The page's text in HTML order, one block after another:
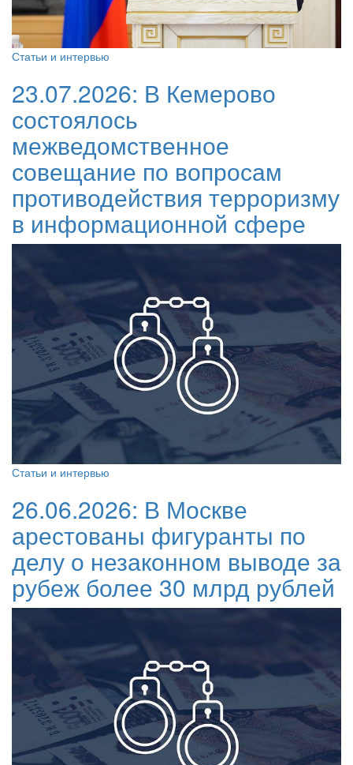
Статьи и интервью
23.07.2026: В Кемерово
состоялось
межведомственное
совещание по вопросам
противодействия терроризму
в информационной сфере
Статьи и интервью
26.06.2026: В Москве
арестованы фигуранты по
делу о незаконном выводе за
рубеж более 30 млрд рублей